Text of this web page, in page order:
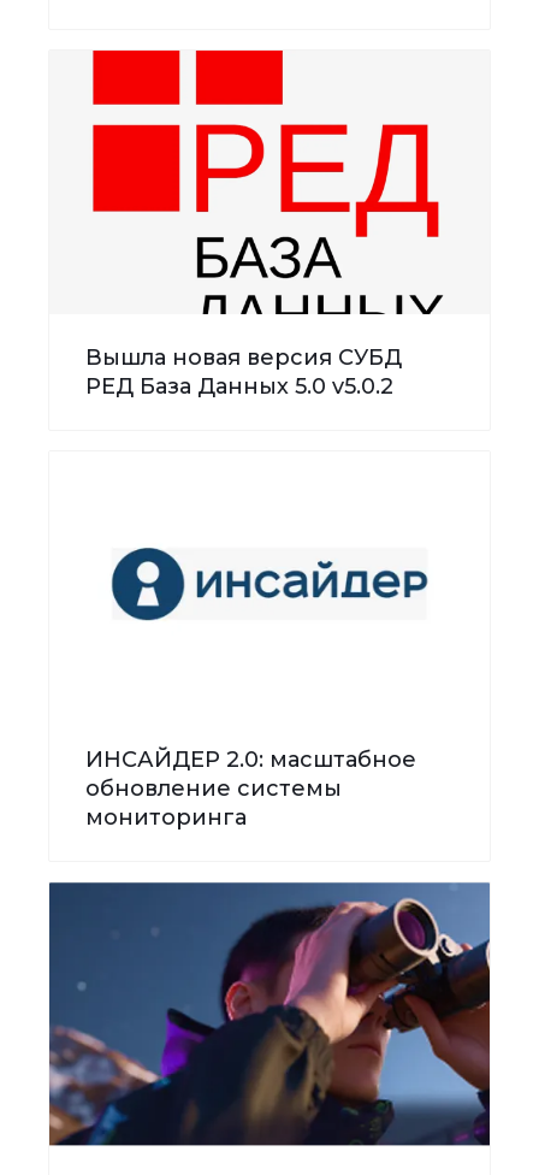
Вышла новая версия СУБД
РЕД База Данных 5.0 v5.0.2
ИНСАЙДЕР 2.0: масштабное
обновление системы
мониторинга